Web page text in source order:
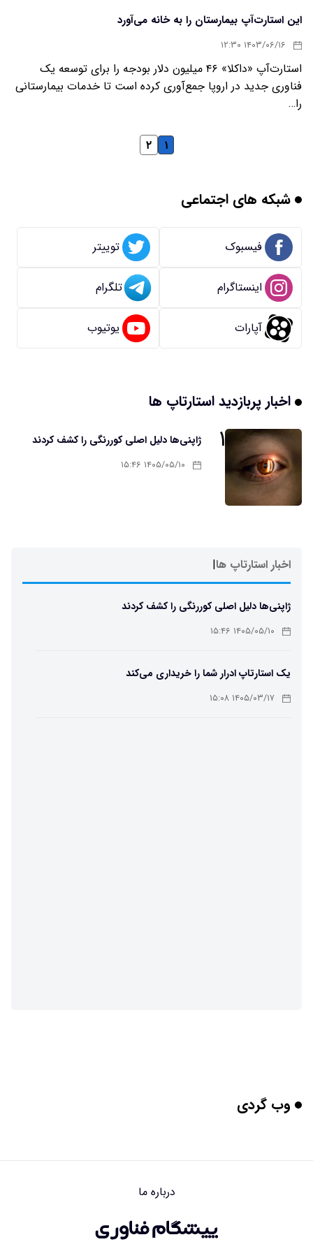
این استارت‌آپ بیمارستان را به خانه می‌آورد
۱۴۰۳/۰۶/۱۶ ۱۲:۳۰
استارت‌آپ «داکلا» ۴۶ میلیون دلار بودجه را برای توسعه یک
فناوری جدید در اروپا جمع‌آوری کرده است تا خدمات بیمارستانی
را…
۱ ۲
شبکه های اجتماعی
فیسبوک توییتر
اینستاگرام تلگرام
آپارات یوتیوب
اخبار پربازدید استارتاپ ها
۱ ژاپنی‌ها دلیل اصلی کوررنگی را کشف کردند
۱۴۰۵/۰۵/۱۰ ۱۵:۴۶
اخبار استارتاپ ها|
ژاپنی‌ها دلیل اصلی کوررنگی را کشف کردند
۱۴۰۵/۰۵/۱۰ ۱۵:۴۶
یک استارتاپ ادرار شما را خریداری می‌کند
۱۴۰۵/۰۳/۱۷ ۱۵:۰۸
وب گردی
درباره ما